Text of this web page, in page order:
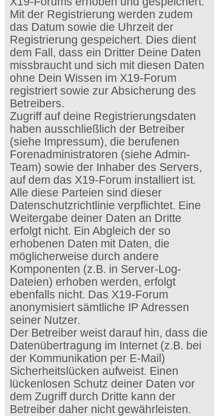
Mit der Registrierung werden zudem
das Datum sowie die Uhrzeit der
Registrierung gespeichert. Dies dient
dem Fall, dass ein Dritter Deine Daten
missbraucht und sich mit diesen Daten
ohne Dein Wissen im X19-Forum
registriert sowie zur Absicherung des
Betreibers.
Zugriff auf deine Registrierungsdaten
haben ausschließlich der Betreiber
(siehe Impressum), die berufenen
Forenadministratoren (siehe Admin-
Team) sowie der Inhaber des Servers,
auf dem das X19-Forum installiert ist.
Alle diese Parteien sind dieser
Datenschutzrichtlinie verpflichtet. Eine
Weitergabe deiner Daten an Dritte
erfolgt nicht. Ein Abgleich der so
erhobenen Daten mit Daten, die
möglicherweise durch andere
Komponenten (z.B. in Server-Log-
Dateien) erhoben werden, erfolgt
ebenfalls nicht. Das X19-Forum
anonymisiert sämtliche IP Adressen
seiner Nutzer.
Der Betreiber weist darauf hin, dass die
Datenübertragung im Internet (z.B. bei
der Kommunikation per E-Mail)
Sicherheitslücken aufweist. Einen
lückenlosen Schutz deiner Daten vor
dem Zugriff durch Dritte kann der
Betreiber daher nicht gewährleisten.